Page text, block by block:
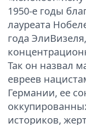
1950-е годы
лауреата
года
Так он назвал
евреев
Германии, ее
историков,